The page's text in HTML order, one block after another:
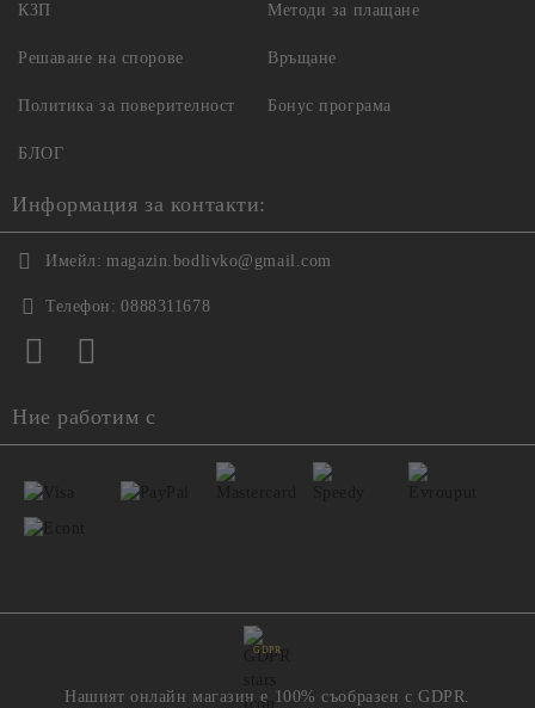
КЗП
Решаване на спорове
Политика за поверителност
Методи за плащане
Връщане
Бонус програма
БЛОГ
Информация за контакти:
Имейл: magazin.bodlivko@gmail.com
Телефон: 0888311678
Ние работим с
GDPR
Нашият онлайн магазин е 100% съобразен с GDPR.